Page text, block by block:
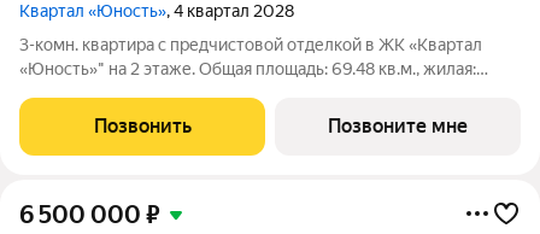
Квартал «Юность», 4 квартал 2028
3-комн. квартира с предчистовой отделкой в ЖК «Квартал
«Юность»" на 2 этаже. Общая площадь: 69.48 кв.м., жилая:
Угловая квартира, очень светлая, естественная вентиляция при
открытии окон. В
Позвонить Позвоните мне
6 500 000 ₽